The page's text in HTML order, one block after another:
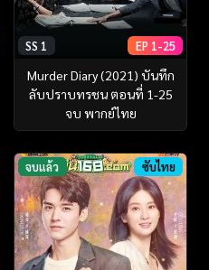
SS 1 EP 1-25
Murder Diary (2021) บันทึก
ลับปราบทรชน ตอนที่ 1-25
จบ พากย์ไทย
จบแล้ว ซับไทย